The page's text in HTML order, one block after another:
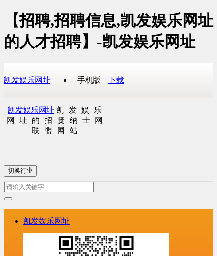
【招聘,招聘信息,凯发娱乐网址
的人才招聘】-凯发娱乐网址
凯发娱乐网址 手机版 下载
凯发娱乐网址 凯发娱乐
网址的招贤纳士网
联盟网站
切换行业
凯发娱乐网址